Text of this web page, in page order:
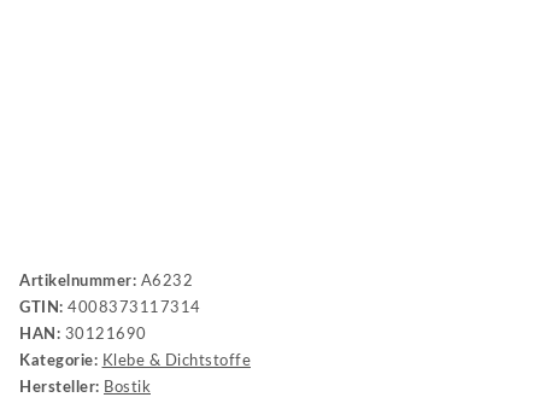
Artikelnummer: A6232
GTIN: 4008373117314
HAN: 30121690
Kategorie: Klebe & Dichtstoffe
Hersteller: Bostik